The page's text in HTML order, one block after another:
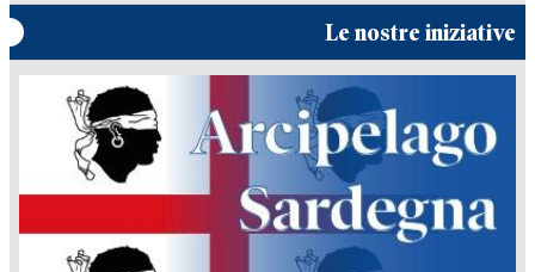
Le nostre iniziative